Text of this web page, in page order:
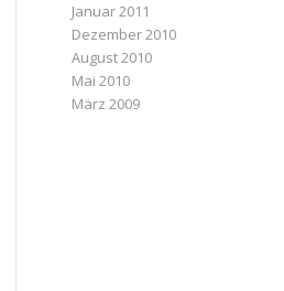
Januar 2011
Dezember 2010
August 2010
Mai 2010
März 2009